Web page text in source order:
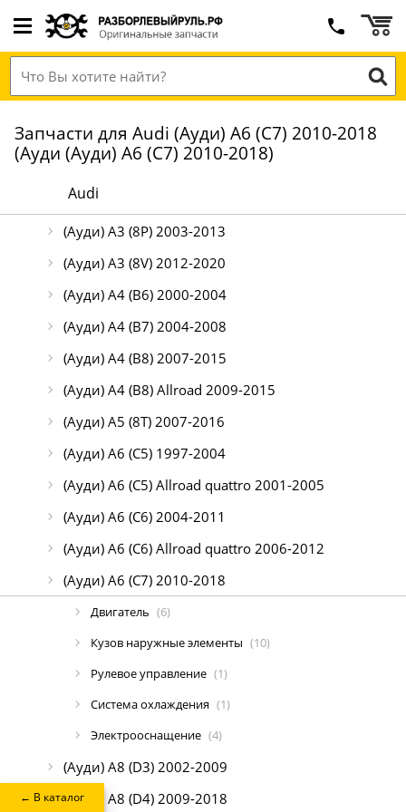
← В каталог
Запчасти для Audi (Ауди) A6 (C7) 2010-2018
(Ауди (Ауди) A6 (C7) 2010-2018)
Audi
(Ауди) A3 (8P) 2003-2013
(Ауди) A3 (8V) 2012-2020
(Ауди) A4 (B6) 2000-2004
(Ауди) A4 (B7) 2004-2008
(Ауди) A4 (B8) 2007-2015
(Ауди) A4 (B8) Allroad 2009-2015
(Ауди) A5 (8Т) 2007-2016
(Ауди) A6 (C5) 1997-2004
(Ауди) A6 (C5) Allroad quattro 2001-2005
(Ауди) A6 (C6) 2004-2011
(Ауди) A6 (C6) Allroad quattro 2006-2012
(Ауди) A6 (C7) 2010-2018
Двигатель (6)
Кузов наружные элементы (10)
Рулевое управление (1)
Система охлаждения (1)
Электрооснащение (4)
(Ауди) A8 (D3) 2002-2009
(Ауди) A8 (D4) 2009-2018